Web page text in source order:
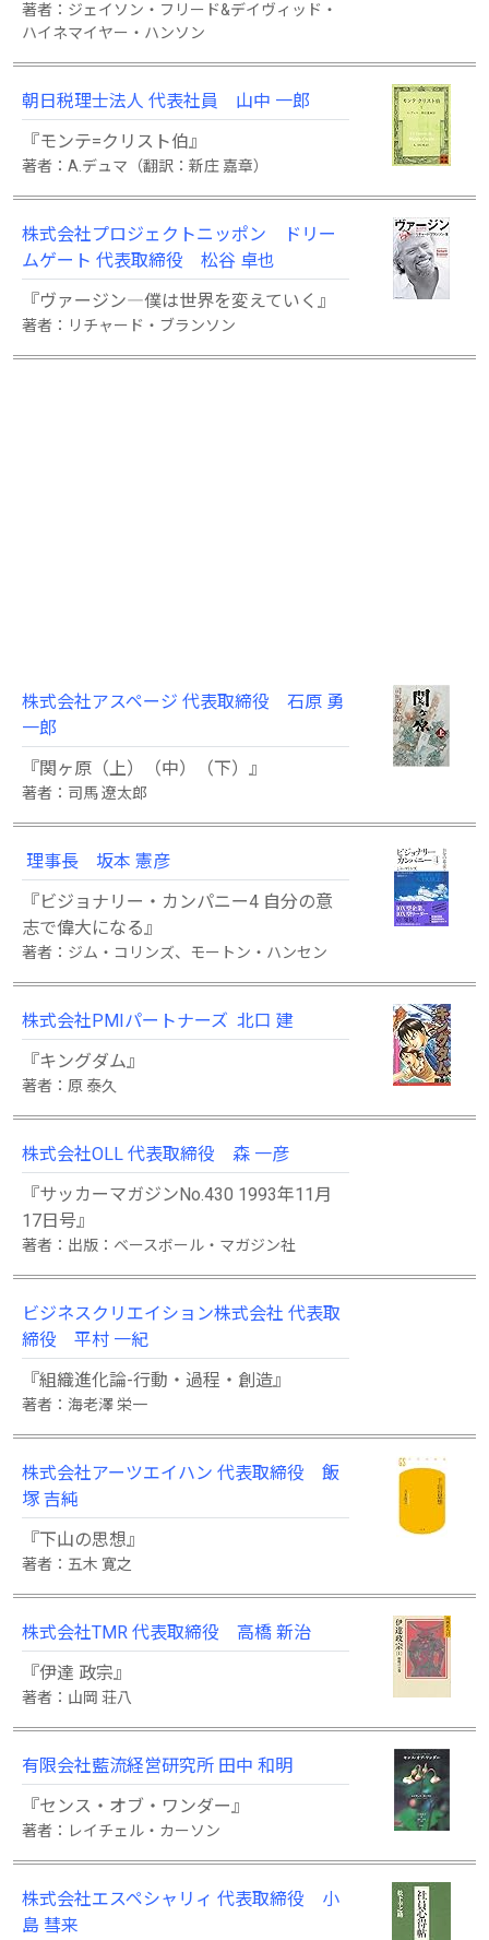
著者：ジェイソン・フリード&デイヴィッド・
ハイネマイヤー・ハンソン
朝日税理士法人 代表社員 山中 一郎
『モンテ=クリスト伯』
著者：A.デュマ（翻訳：新庄 嘉章）
株式会社プロジェクトニッポン ドリー
ムゲート 代表取締役 松谷 卓也
『ヴァージン―僕は世界を変えていく』
著者：リチャード・ブランソン
株式会社アスページ 代表取締役 石原 勇
一郎
『関ヶ原（上）（中）（下）』
著者：司馬 遼太郎
理事長 坂本 憲彦
『ビジョナリー・カンパニー4 自分の意
志で偉大になる』
著者：ジム・コリンズ、モートン・ハンセン
株式会社PMIパートナーズ 北口 建
『キングダム』
著者：原 泰久
株式会社OLL 代表取締役 森 一彦
『サッカーマガジンNo.430 1993年11月
17日号』
著者：出版：ベースボール・マガジン社
ビジネスクリエイション株式会社 代表取
締役 平村 一紀
『組織進化論-行動・過程・創造』
著者：海老澤 栄一
株式会社アーツエイハン 代表取締役 飯
塚 吉純
『下山の思想』
著者：五木 寛之
株式会社TMR 代表取締役 高橋 新治
『伊達 政宗』
著者：山岡 荘八
有限会社藍流経営研究所 田中 和明
『センス・オブ・ワンダー』
著者：レイチェル・カーソン
株式会社エスペシャリィ 代表取締役 小
島 彗来